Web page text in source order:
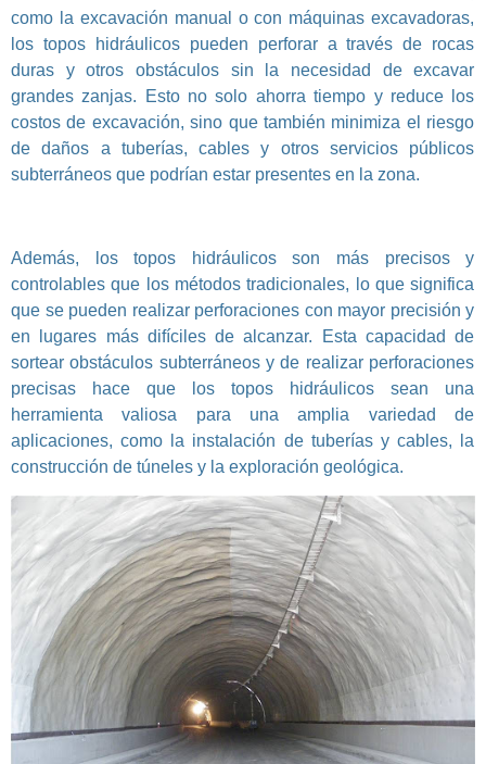
como la excavación manual o con máquinas excavadoras,
los topos hidráulicos pueden perforar a través de rocas
duras y otros obstáculos sin la necesidad de excavar
grandes zanjas. Esto no solo ahorra tiempo y reduce los
costos de excavación, sino que también minimiza el riesgo
de daños a tuberías, cables y otros servicios públicos
subterráneos que podrían estar presentes en la zona.
Además, los topos hidráulicos son más precisos y
controlables que los métodos tradicionales, lo que significa
que se pueden realizar perforaciones con mayor precisión y
en lugares más difíciles de alcanzar. Esta capacidad de
sortear obstáculos subterráneos y de realizar perforaciones
precisas hace que los topos hidráulicos sean una
herramienta valiosa para una amplia variedad de
aplicaciones, como la instalación de tuberías y cables, la
construcción de túneles y la exploración geológica.